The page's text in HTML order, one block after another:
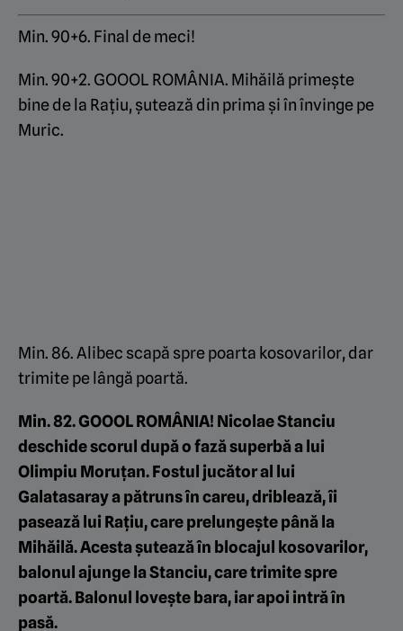
Min. 90+6. Final de meci!
Min. 90+2. GOOOL ROMÂNIA. Mihăilă primește
bine de la Rațiu, șutează din prima și în învinge pe
Muric.
Min. 86. Alibec scapă spre poarta kosovarilor, dar
trimite pe lângă poartă.
Min. 82. GOOOL ROMÂNIA! Nicolae Stanciu
deschide scorul după o fază superbă a lui
Olimpiu Moruțan. Fostul jucător al lui
Galatasaray a pătruns în careu, driblează, îi
pasează lui Rațiu, care prelungește până la
Mihăilă. Acesta șutează în blocajul kosovarilor,
balonul ajunge la Stanciu, care trimite spre
poartă. Balonul lovește bara, iar apoi intră în
pasă.